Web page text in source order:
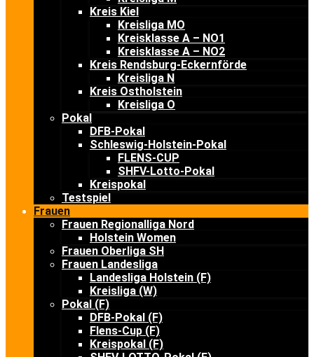
Kreis Kiel
Kreisliga MO
Kreisklasse A – NO1
Kreisklasse A – NO2
Kreis Rendsburg-Eckernförde
Kreisliga N
Kreis Ostholstein
Kreisliga O
Pokal
DFB-Pokal
Schleswig-Holstein-Pokal
FLENS-CUP
SHFV-Lotto-Pokal
Kreispokal
Testspiel
Frauen
Frauen Regionalliga Nord
Holstein Women
Frauen Oberliga SH
Frauen Landesliga
Landesliga Holstein (F)
Kreisliga (W)
Pokal (F)
DFB-Pokal (F)
Flens-Cup (F)
Kreispokal (F)